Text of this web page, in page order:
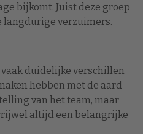
bijkomt. Juist deze groep
langdurige verzuimers.
duidelijke verschillen
hebben met de aard
van het team, maar
altijd een belangrijke